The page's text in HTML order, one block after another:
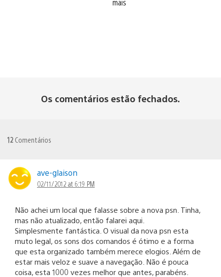
mais
Os comentários estão fechados.
12 Comentários
ave-glaison
02/11/2012 at 6:19 PM
Não achei um local que falasse sobre a nova psn. Tinha,
mas não atualizado, então falarei aqui.
Simplesmente fantástica. O visual da nova psn esta
muto legal, os sons dos comandos é ótimo e a forma
que esta organizado também merece elogios. Além de
estar mais veloz e suave a navegação. Não é pouca
coisa, esta 1000 vezes melhor que antes, parabéns.